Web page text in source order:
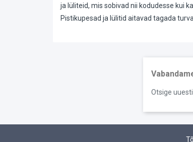
ja lüliteid, mis sobivad nii kodudesse kui
Pistikupesad ja lülitid aitavad tagada
Otsige uuesti